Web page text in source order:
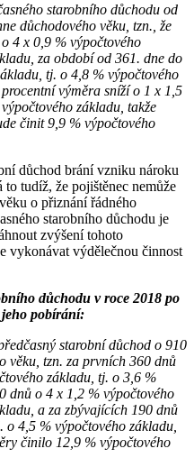
starobního důchodu od
důchodového věku, tzn., že
4 x 0,9 % výpočtového
za období od 361. dne do
tj. o 4,8 % výpočtového
výměra sníží o 1 x 1,5
základu, takže
činit 9,9 % výpočtového
důchod brání vzniku nároku
tudíž, že pojištěnec nemůže
o přiznání řádného
starobního důchodu je
zvýšení tohoto
vykonávat výdělečnou činnost
důchodu v roce 2018 po
jeho pobírání:
starobní důchod o 910
věku, tzn. za prvních 360 dnů
základu, tj. o 3,6 %
dnů o 4 x 1,2 % výpočtového
a za zbývajících 190 dnů
4,5 % výpočtového základu,
činilo 12,9 % výpočtového